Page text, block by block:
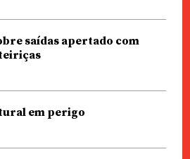
saídas apertado com
em perigo